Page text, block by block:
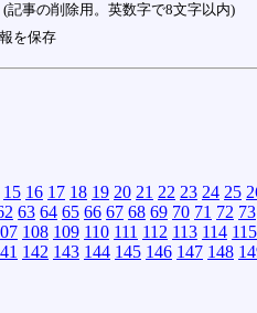
(記事の削除用。英数字で8文字以内)
を保存
15 16 17 18 19 20 21 22 23 24 25
63 64 65 66 67 68 69 70 71 72 73
108 109 110 111 112 113 114 115
142 143 144 145 146 147 148